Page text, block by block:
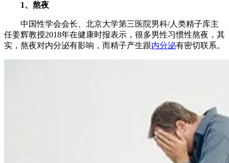
1、熬夜
中国性学会会长、北京大学第三医院男科/人类精子库主
任姜辉教授2018年在健康时报表示，很多男性习惯性熬夜，其
实，熬夜对内分泌有影响，而精子产生跟内分泌有密切联系。